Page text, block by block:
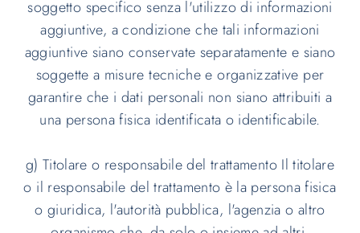
soggetto specifico senza l'utilizzo di informazioni
aggiuntive, a condizione che tali informazioni
aggiuntive siano conservate separatamente e siano
soggette a misure tecniche e organizzative per
garantire che i dati personali non siano attribuiti a
una persona fisica identificata o identificabile.
g) Titolare o responsabile del trattamento Il titolare
o il responsabile del trattamento è la persona fisica
o giuridica, l'autorità pubblica, l'agenzia o altro